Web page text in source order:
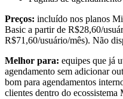
Preços: incluído nos planos
Basic a partir de R$28,60/
R$71,60/usuário/mês). Não
Melhor para: equipes que já
agendamento sem adicionar
bom para agendamentos
clientes dentro do ecossistema